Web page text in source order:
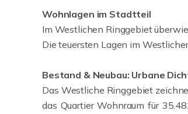
Wohnlagen im Stadtteil
Im Westlichen Ringgebiet
Die teuersten Lagen im
Bestand & Neubau: Urbane
Das Westliche Ringgebiet
das Quartier Wohnraum für